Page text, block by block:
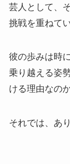
芸人として、
挑戦を重ねて
彼の歩みは時
乗り越える姿
ける理由なの
それでは、あ